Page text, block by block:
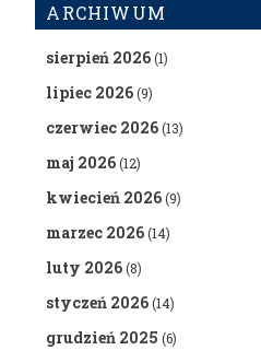
ARCHIWUM
sierpień 2026(1)
lipiec 2026(9)
czerwiec 2026(13)
maj 2026(12)
kwiecień 2026(9)
marzec 2026(14)
luty 2026(8)
styczeń 2026(14)
grudzień 2025 (6)